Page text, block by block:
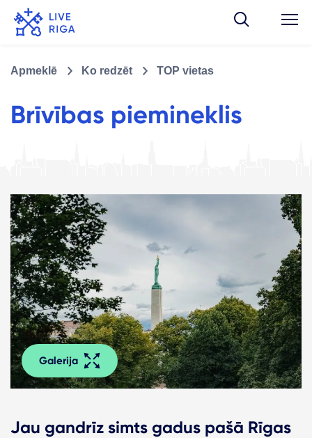
Apmeklē Ko redzēt TOP vietas
Brīvības piemineklis
Galerija
Jau gandrīz simts gadus pašā Rīgas